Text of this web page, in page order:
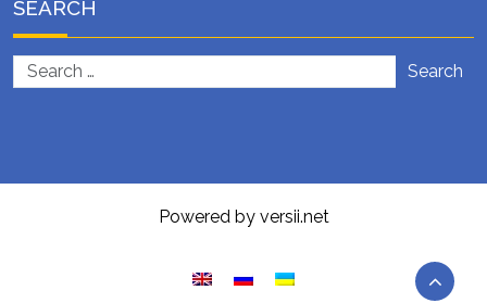
SEARCH
Search
Powered by versii.net